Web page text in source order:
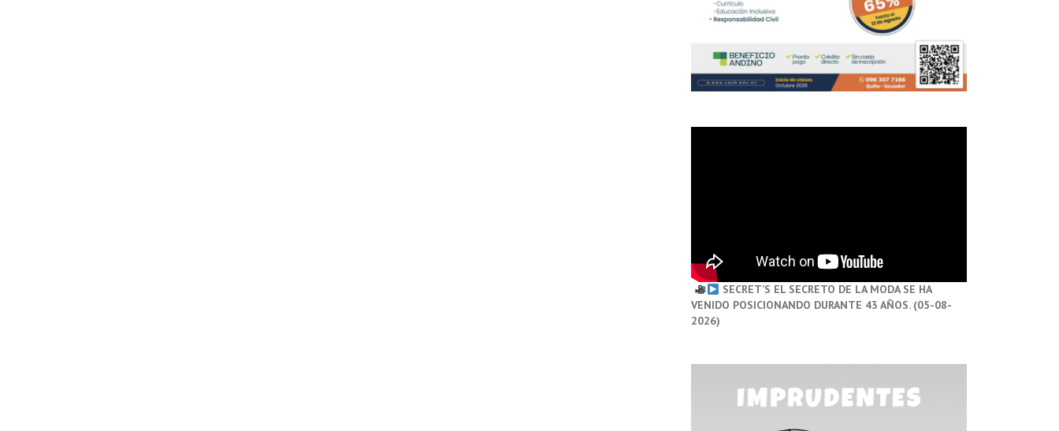
SECRET’S EL SECRETO DE LA MODA SE HA
VENIDO POSICIONANDO DURANTE 43 AÑOS. (05-08-
2026)